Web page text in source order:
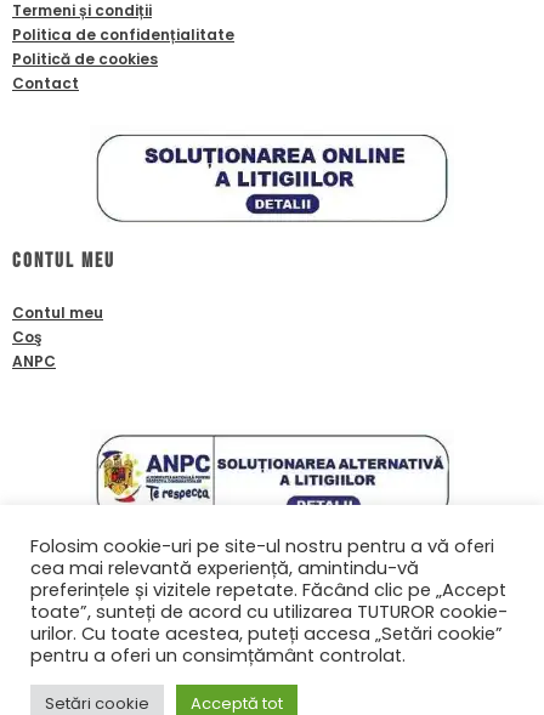
Termeni și condiții
Politica de confidențialitate
Politică de cookies
Contact
Contul meu
Contul meu
Coş
ANPC
Contact
0761601933
contact@biafanoptix.ro
Folosim cookie-uri pe site-ul nostru pentru a vă oferi
cea mai relevantă experiență, amintindu-vă
preferințele și vizitele repetate. Făcând clic pe „Accept
toate”, sunteți de acord cu utilizarea TUTUROR cookie-
urilor. Cu toate acestea, puteți accesa „Setări cookie”
pentru a oferi un consimțământ controlat.
Setări cookie Acceptă tot